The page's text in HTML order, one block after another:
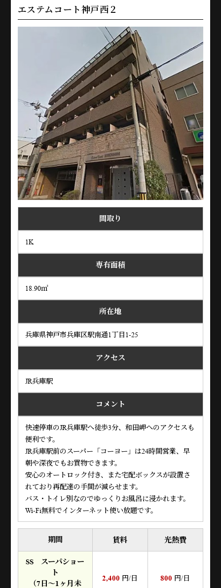
エステムコート神戸西２
間取り
1K
専有面積
18.90㎡
所在地
兵庫県神戸市兵庫区駅南通1丁目1-25
アクセス
JR兵庫駅
コメント
快速停車のJR兵庫駅へ徒歩3分、和田岬へのアクセスも
便利です。
JR兵庫駅前のスーパー「コーヨー」は24時間営業、早
朝や深夜でもお買物できます。
安心のオートロック付き、また宅配ボックスが設置さ
れており再配達の手間が減らせます。
バス・トイレ別なのでゆっくりお風呂に浸かれます。
Wi-Fi無料でインターネット使い放題です。
期間 賃料 光熱費
SS スーパショー
ト
（7日～1ヶ月未
2,400 円/日 800 円/日